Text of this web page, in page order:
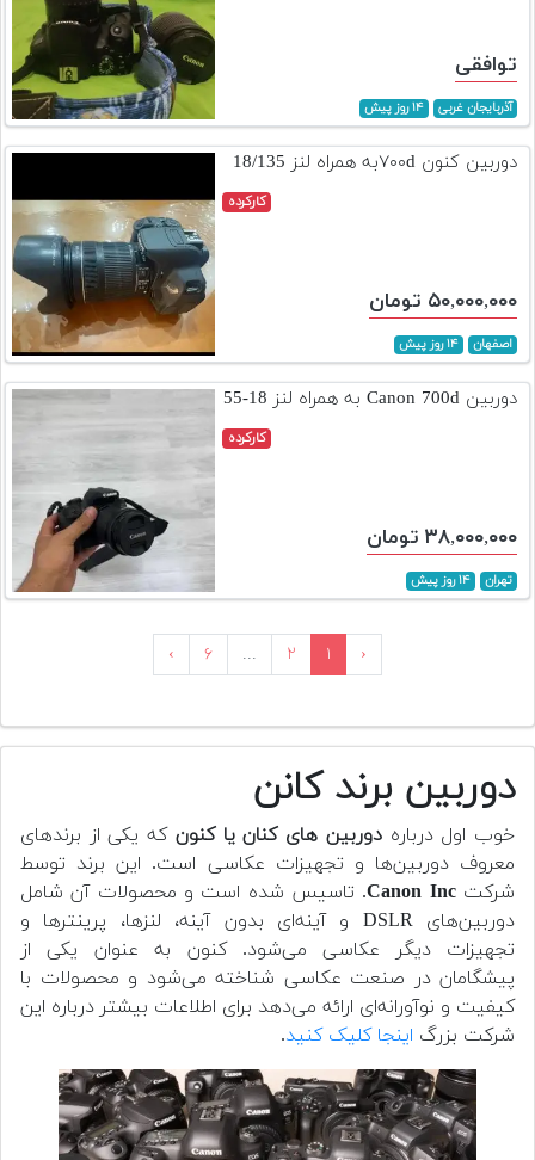
توافقی
آذربایجان غربی ۱۴ روز پیش
دوربین کنون ۷۰۰dبه همراه لنز 18/135
کارکرده
۵۰,۰۰۰,۰۰۰ تومان
اصفهان ۱۴ روز پیش
دوربین Canon 700d به همراه لنز 18-55
کارکرده
۳۸,۰۰۰,۰۰۰ تومان
تهران ۱۴ روز پیش
‹ ۱ ۲ ... ۶ ›
دوربین برند کانن
خوب اول دربارهدوربین های کنان یا کنون که یکی از برندهای
معروف دوربین‌ها و تجهیزات عکاسی است. این برند توسط
شرکتCanon Inc. تاسیس شده است و محصولات آن شامل
دوربین‌های DSLR و آینه‌ای بدون آینه، لنزها، پرینترها و
تجهیزات دیگر عکاسی می‌شود. کنون به عنوان یکی از
پیشگامان در صنعت عکاسی شناخته می‌شود و محصولات با
کیفیت و نوآورانه‌ای ارائه می‌دهد برای اطلاعات بیشتر درباره این
شرکت بزرگ اینجا کلیک کنید.